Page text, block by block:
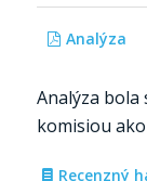
Analýza
Analýza bola
komisiou
Recenzný